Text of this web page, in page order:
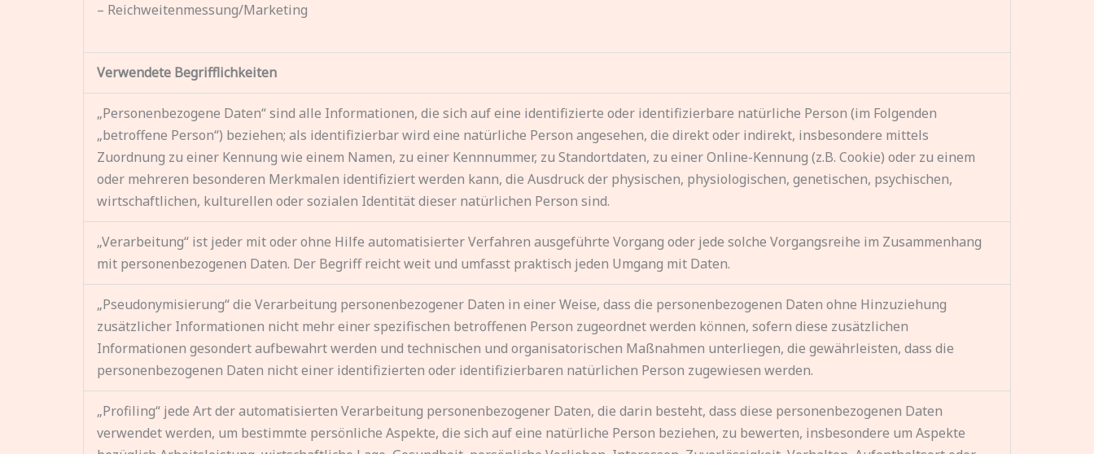
– Reichweitenmessung/Marketing
Verwendete Begrifflichkeiten
„Personenbezogene Daten“ sind alle Informationen, die sich auf eine identifizierte oder identifizierbare natürliche Person (im Folgenden
„betroffene Person“) beziehen; als identifizierbar wird eine natürliche Person angesehen, die direkt oder indirekt, insbesondere mittels
Zuordnung zu einer Kennung wie einem Namen, zu einer Kennnummer, zu Standortdaten, zu einer Online-Kennung (z.B. Cookie) oder zu einem
oder mehreren besonderen Merkmalen identifiziert werden kann, die Ausdruck der physischen, physiologischen, genetischen, psychischen,
wirtschaftlichen, kulturellen oder sozialen Identität dieser natürlichen Person sind.
„Verarbeitung“ ist jeder mit oder ohne Hilfe automatisierter Verfahren ausgeführte Vorgang oder jede solche Vorgangsreihe im Zusammenhang
mit personenbezogenen Daten. Der Begriff reicht weit und umfasst praktisch jeden Umgang mit Daten.
„Pseudonymisierung“ die Verarbeitung personenbezogener Daten in einer Weise, dass die personenbezogenen Daten ohne Hinzuziehung
zusätzlicher Informationen nicht mehr einer spezifischen betroffenen Person zugeordnet werden können, sofern diese zusätzlichen
Informationen gesondert aufbewahrt werden und technischen und organisatorischen Maßnahmen unterliegen, die gewährleisten, dass die
personenbezogenen Daten nicht einer identifizierten oder identifizierbaren natürlichen Person zugewiesen werden.
„Profiling“ jede Art der automatisierten Verarbeitung personenbezogener Daten, die darin besteht, dass diese personenbezogenen Daten
verwendet werden, um bestimmte persönliche Aspekte, die sich auf eine natürliche Person beziehen, zu bewerten, insbesondere um Aspekte